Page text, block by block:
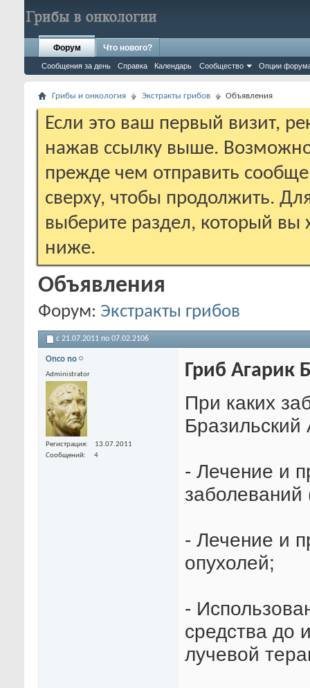
Форум
Сообщения за день Справка Календарь Сообщество Опции
Что нового?
Грибы и онкология Экстракты грибов Объявления
Если это ваш первый визит,
нажав ссылку выше.
прежде чем отправить
сверху, чтобы продолжить.
выберите раздел, который вы
ниже.
Объявления
Форум: Экстракты грибов
c 21.07.2011 по 07.02.2106
Onco no
Administrator
Регистрация
13.07.2011
Сообщений
4
Гриб Агарик
При каких
Бразильский
- Лечение и
заболеваний
- Лечение и
опухолей;
-
средства до
лучевой